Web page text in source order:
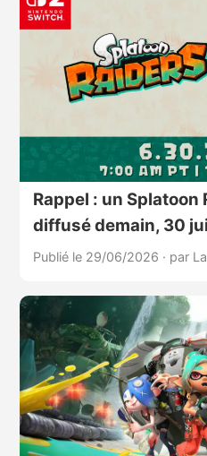
Rappel : un
diffusé demain, 30
Publié le 29/06/2026 · par